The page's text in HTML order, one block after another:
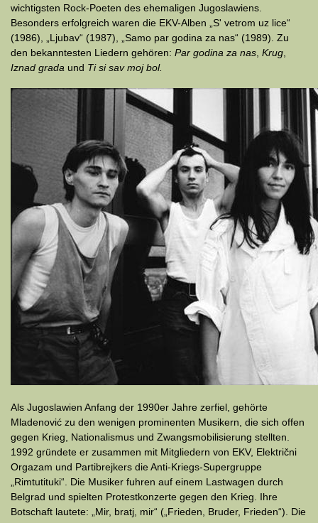
wichtigsten Rock-Poeten des ehemaligen Jugoslawiens.
Besonders erfolgreich waren die EKV-Alben „S' vetrom uz lice“
(1986), „Ljubav“ (1987), „Samo par godina za nas“ (1989). Zu
den bekanntesten Liedern gehören: Par godina za nas, Krug,
Iznad grada und Ti si sav moj bol.
Als Jugoslawien Anfang der 1990er Jahre zerfiel, gehörte
Mladenović zu den wenigen prominenten Musikern, die sich offen
gegen Krieg, Nationalismus und Zwangsmobilisierung stellten.
1992 gründete er zusammen mit Mitgliedern von EKV, Električni
Orgazam und Partibrejkers die Anti-Kriegs-Supergruppe
„Rimtutituki“. Die Musiker fuhren auf einem Lastwagen durch
Belgrad und spielten Protestkonzerte gegen den Krieg. Ihre
Botschaft lautete: „Mir, bratj, mir“ („Frieden, Bruder, Frieden“). Die